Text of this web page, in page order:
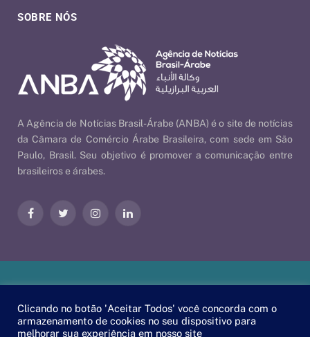
SOBRE NÓS
A Agência de Notícias Brasil-Árabe (ANBA) é o site de notícias
da Câmara de Comércio Árabe Brasileira, com sede em São
Paulo, Brasil. Seu objetivo é promover a comunicação entre
brasileiros e árabes.
FacebookTwitter InstagramLinkedIn
Árabe | ByEscaEsco.
Clicando no botão 'Aceitar Todos' você concorda com o
armazenamento de cookies no seu dispositivo para
melhorar sua experiência em nosso site